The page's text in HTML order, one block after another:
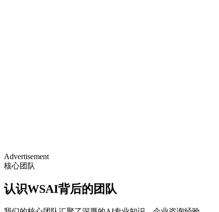
Advertisement
核心团队
认识WSAI背后的团队